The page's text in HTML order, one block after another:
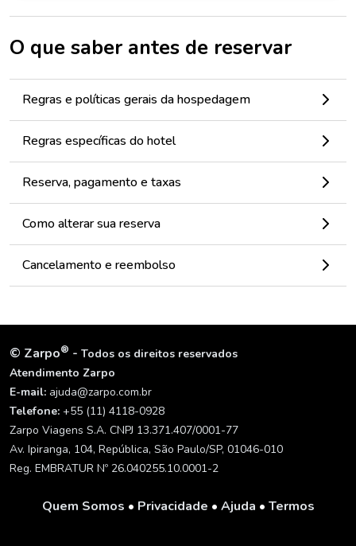
O que saber antes de reservar
Regras e políticas gerais da hospedagem
Regras específicas do hotel
Reserva, pagamento e taxas
Como alterar sua reserva
Cancelamento e reembolso
© Zarpo® - Todos os direitos reservados
Atendimento Zarpo
E-mail: ajuda@zarpo.com.br
Telefone: +55 (11) 4118-0928
Zarpo Viagens S.A. CNPJ 13.371.407/0001-77
Av. Ipiranga, 104, República, São Paulo/SP, 01046-010
Reg. EMBRATUR Nº 26.040255.10.0001-2
Quem Somos • Privacidade • Ajuda • Termos